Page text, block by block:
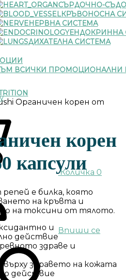
СЪРДОЧНО-
КРЪВОНОСНА
НЕРВНА СИСТЕМА
ЕНДОКРИННА
ДИХАТЕЛНА СИСТЕМА
ВСИЧКИ ПРОМОЦИОНАЛНИ
Впиши се
Количка 0
Органичен корен от
корен
капсули
е билка, която
на кръвта и
на токсини от тялото.
и
действие
здраве и
върху здравето на кожата
действие